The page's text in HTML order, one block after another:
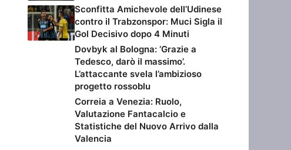
Sconfitta Amichevole dell’Udinese
contro il Trabzonspor: Muci Sigla il
Gol Decisivo dopo 4 Minuti
Dovbyk al Bologna: ‘Grazie a
Tedesco, darò il massimo’.
L’attaccante svela l’ambizioso
progetto rossoblu
Correia a Venezia: Ruolo,
Valutazione Fantacalcio e
Statistiche del Nuovo Arrivo dalla
Valencia